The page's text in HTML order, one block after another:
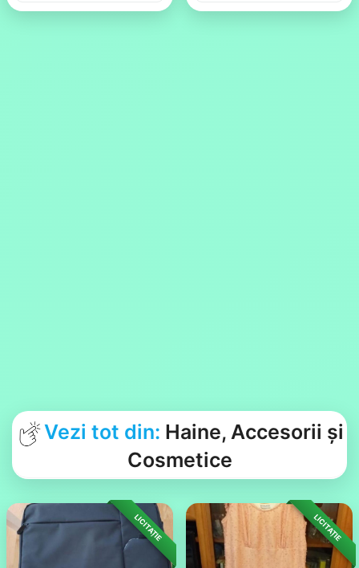
Vezi tot din: Haine, Accesorii și
Cosmetice
LICITAȚIE LICITAȚIE